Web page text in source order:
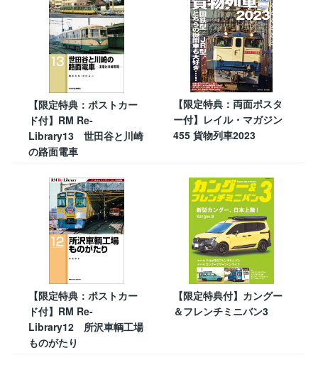
【限定特典：ポストカー
ド付】RM Re-
Library13 世田谷と川崎
の路面電車
【限定特典：両面ポスタ
ー付】レイル・マガジン
455 貨物列車2023
【限定特典：ポストカー
ド付】RM Re-
Library12 所沢車輌工場
ものがたり
【限定特典付】カングー
＆フレンチミニバン3